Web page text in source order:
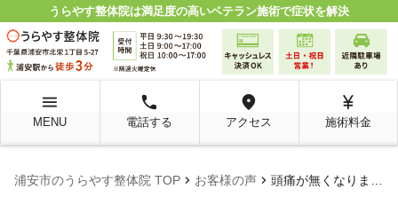
うらやす整体院は満足度の高いベテラン施術で症状を解決
menu
MENU
local_phone
電話する
room
アクセス
currency_yen
施術料金
浦安市のうらやす整体院 TOP chevron_right お客様の声 chevron_right 頭痛が無くなりました。